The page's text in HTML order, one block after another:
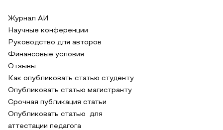
Журнал АИ
Научные конференции
Руководство для авторов
Финансовые условия
Отзывы
Как опубликовать статью студенту
Опубликовать статью магистранту
Срочная публикация статьи
Опубликовать статью для
аттестации педагога